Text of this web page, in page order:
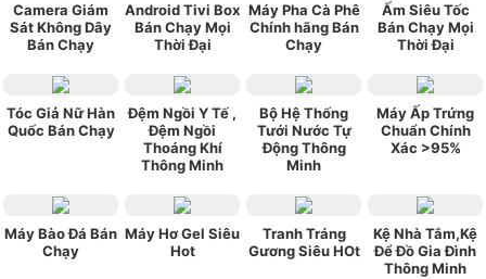
Camera Giám
Sát Không Dây
Bán Chạy
Android Tivi Box
Bán Chạy Mọi
Thời Đại
Máy Pha Cà Phê
Chính hãng Bán
Chạy
Ấm Siêu Tốc
Bán Chạy Mọi
Thời Đại
Tóc Giả Nữ Hàn
Quốc Bán Chạy
Đệm Ngồi Y Tế ,
Đệm Ngồi
Thoáng Khí
Thông Minh
Bộ Hệ Thống
Tưới Nước Tự
Động Thông
Minh
Máy Ấp Trứng
Chuẩn Chính
Xác >95%
Máy Bào Đá Bán
Chạy
Máy Hơ Gel Siêu
Hot
Tranh Tráng
Gương Siêu HOt
Kệ Nhà Tắm,Kệ
Để Đồ Gia Đình
Thông Minh